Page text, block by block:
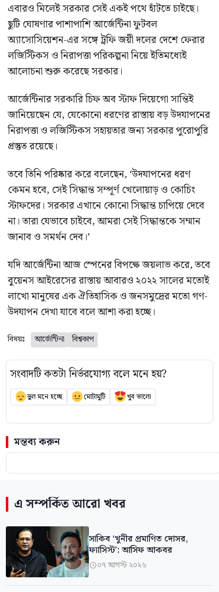
এবারও মিলেই সরকার সেই একই পথে হাঁটতে চাইছে।
ছুটি ঘোষণার পাশাপাশি আর্জেন্টিনা ফুটবল
অ্যাসোসিয়েশন-এর সঙ্গে ট্রফি জয়ী দলের দেশে ফেরার
লজিস্টিকস ও নিরাপত্তা পরিকল্পনা নিয়ে ইতিমধ্যেই
আলোচনা শুরু করেছে সরকার।
আর্জেন্টিনার সরকারি চিফ অব স্টাফ দিয়েগো সান্তিই
জানিয়েছেন যে, যেকোনো ধরণের রাস্তায় বড় উদযাপনের
নিরাপত্তা ও লজিস্টিকস সহায়তার জন্য সরকার পুরোপুরি
প্রস্তুত রয়েছে।
তবে তিনি পরিষ্কার করে বলেছেন, ‘উদযাপনের ধরণ
কেমন হবে, সেই সিদ্ধান্ত সম্পূর্ণ খেলোয়াড় ও কোচিং
স্টাফদের। সরকার এখানে কোনো সিদ্ধান্ত চাপিয়ে দেবে
না। তারা যেভাবে চাইবে, আমরা সেই সিদ্ধান্তকে সম্মান
জানাব ও সমর্থন দেব।’
যদি আর্জেন্টিনা আজ স্পেনের বিপক্ষে জয়লাভ করে, তবে
বুয়েনস আইরেসের রাস্তায় আবারও ২০২২ সালের মতোই
লাখো মানুষের এক ঐতিহাসিক ও জনসমুদ্রের মতো গণ-
উদযাপন দেখা যাবে বলে আশা করা হচ্ছে।
বিষয়ঃ আর্জেন্টিনা বিশ্বকাপ
সংবাদটি কতটা নির্ভরযোগ্য বলে মনে হয়?
ভুল মনে হচ্ছে মোটামুটি খুব ভালো
মন্তব্য করুন
এ সম্পর্কিত আরো খবর
সাকিব ‘খুনীর প্রমাণিত দোসর,
ফ্যাসিস্ট’: আসিফ আকবর
০৭ আগস্ট ২০২৬